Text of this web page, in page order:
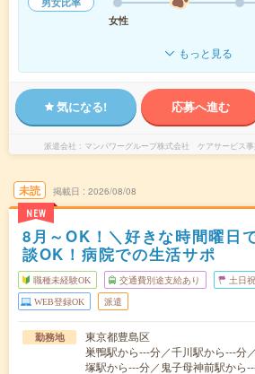
女性
もっと見る
気になる! 応募へ進む
派遣会社 マンパワーグループ株式会社 ケアサービス
未読
NEW
掲載日 2026/08/08
8月～OK！＼好きな時間曜日
談OK！病院での生活サポ
職種未経験OK 交通費別途支給あり 土日
WEB登録OK 派遣
勤務地
東京都豊島区
巣鴨駅から---分／千川駅から---分
塚駅から---分／鬼子母神前駅から